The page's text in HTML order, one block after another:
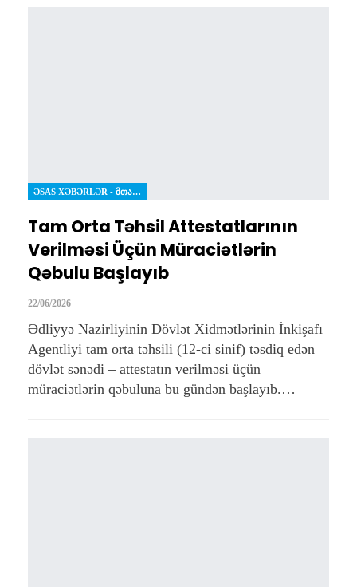
ƏSAS XƏBƏRLƏR - ᲛᲗᲐᲕᲐᲠᲘ ᲐᲛᲑᲔᲑᲘ
Tam Orta Təhsil Attestatlarının
Verilməsi Üçün Müraciətlərin
Qəbulu Başlayıb
22/06/2026
Ədliyyə Nazirliyinin Dövlət Xidmətlərinin İnkişafı
Agentliyi tam orta təhsili (12-ci sinif) təsdiq edən
dövlət sənədi – attestatın verilməsi üçün
müraciətlərin qəbuluna bu gündən başlayıb.…